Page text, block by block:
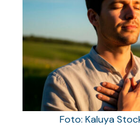
Foto: Kaluya